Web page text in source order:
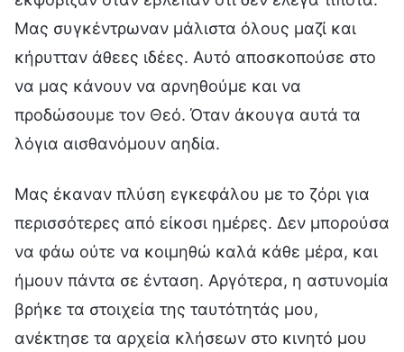
Μας συγκέντρωναν μάλιστα όλους μαζί και
κήρυτταν άθεες ιδέες. Αυτό αποσκοπούσε στο
να μας κάνουν να αρνηθούμε και να
προδώσουμε τον Θεό. Όταν άκουγα αυτά τα
λόγια αισθανόμουν αηδία.
Μας έκαναν πλύση εγκεφάλου με το ζόρι για
περισσότερες από είκοσι ημέρες. Δεν μπορούσα
να φάω ούτε να κοιμηθώ καλά κάθε μέρα, και
ήμουν πάντα σε ένταση. Αργότερα, η αστυνομία
βρήκε τα στοιχεία της ταυτότητάς μου,
ανέκτησε τα αρχεία κλήσεων στο κινητό μου